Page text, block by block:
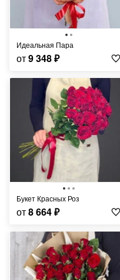
Идеальная Пара
от9 348₽
Букет Красных Роз
от8 664₽